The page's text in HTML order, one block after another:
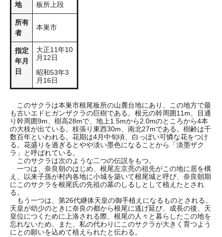
地
板所上段
所有
者
本巣市
指定
年月
日
大正11年10
月12日
昭和53年3
月16日
このサクラは本巣市根尾板所の山麓台地にあり、この地方で最
も古いエドヒガンザクラの巨樹である。根元の幹周囲11m、目通
り幹周囲9m、樹高28mで、地上1.5mから2.0mのところから4本
の大枝が出ている。枝張り東西30m、南北27mである。樹齢は千
数百年といわれる。花期は4月中旬頃、白っぽい可憐な花をつけ
る。花盛りを過ぎるとやや淡い墨色になることから「淡墨ザク
ラ」と呼ばれている。
このサクラは次のような二つの伝説をもつ。
一つは、奈良朝のはじめ、根尾左京亮の祖先がこの地に居を構
え、以来子孫が村内各地に小城を築いて根尾城と呼び、奈良朝期
にこのサクラを根尾氏の先祖の墓のしるしとして植えたとされ
る。
もう一つは、第26代継体天皇の御手植えになるものとされる。
天皇が幼少のときに奈良の都から根尾に逃げ延び、成長の後、天
皇位につくために上洛される際、根尾の人々と暮らしたこの地を
忘れないため、また、私の代わりにこのサクラが大きく育つよう
にとの願いを込めて植えられたと伝わる。